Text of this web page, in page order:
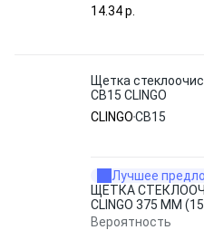
14.34 p.
Щетка
CB15 CLINGO
CLINGOCB15
Лучшее
ЩЕТКА
CLINGO 375 ММ
Вероятность